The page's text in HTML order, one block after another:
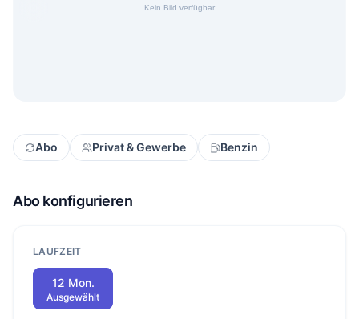
Abo Privat & Gewerbe Benzin
Abo konfigurieren
LAUFZEIT
12 Mon.
Ausgewählt